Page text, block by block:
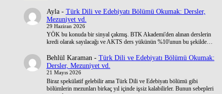
Ayla- Türk Dili ve Edebiyatı Bölümü Okumak: Dersler,
Mezuniyet vd.
29 Haziran 2026
YÖK bu konuda bir sinyal çakmış. BTK Akademi'den alınan derslerin
kredi olarak sayılacağı ve AKTS ders yükünün %10'unun bu şekilde…
Behlül Karaman- Türk Dili ve Edebiyatı Bölümü Okumak:
Dersler, Mezuniyet vd.
21 Mayıs 2026
Biraz spekülatif gelebilir ama Türk Dili ve Edebiyatı bölümü gibi
bölümlerin mezunları birkaç yıl içinde işsiz kalabilirler. Bunun sebepleri